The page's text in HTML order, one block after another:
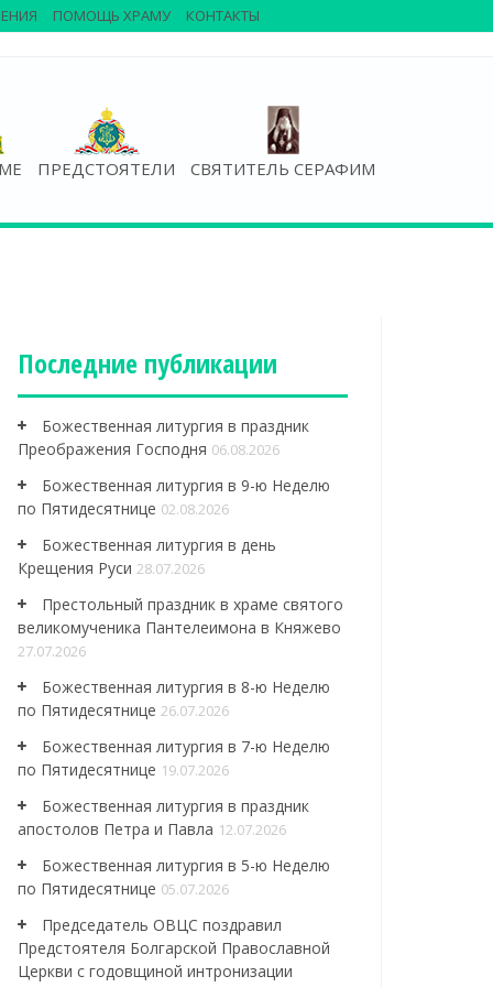
ПРЕДСТОЯТЕЛИ СВЯТИТЕЛЬ СЕРАФИМ
ПОМОЩЬ ХРАМУ КОНТАКТЫ
Последние публикации
Божественная литургия в праздник
Преображения Господня 06.08.2026
Божественная литургия в 9-ю Неделю
по Пятидесятнице 02.08.2026
Божественная литургия в день
Крещения Руси 28.07.2026
Престольный праздник в храме святого
великомученика Пантелеимона в Княжево
27.07.2026
Божественная литургия в 8-ю Неделю
по Пятидесятнице 26.07.2026
Божественная литургия в 7-ю Неделю
по Пятидесятнице 19.07.2026
Божественная литургия в праздник
апостолов Петра и Павла 12.07.2026
Божественная литургия в 5-ю Неделю
по Пятидесятнице 05.07.2026
Председатель ОВЦС поздравил
Предстоятеля Болгарской Православной
Церкви с годовщиной интронизации